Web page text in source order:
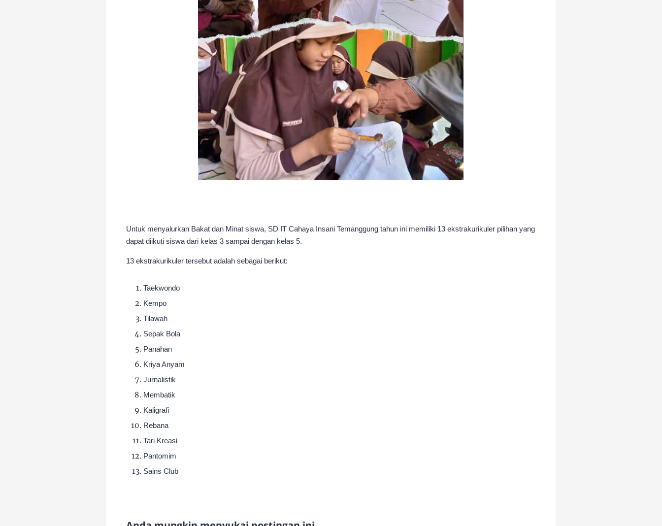
Untuk menyalurkan Bakat dan Minat siswa, SD IT Cahaya Insani Temanggung tahun ini memiliki 13 ekstrakurikuler pilihan yang
dapat diikuti siswa dari kelas 3 sampai dengan kelas 5.
13 ekstrakurikuler tersebut adalah sebagai berikut:
Taekwondo
Kempo
Tilawah
Sepak Bola
Panahan
Kriya Anyam
Jurnalistik
Membatik
Kaligrafi
Rebana
Tari Kreasi
Pantomim
Sains Club